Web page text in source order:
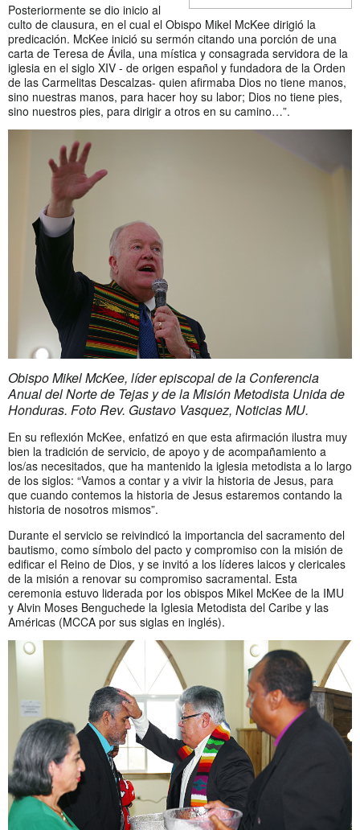
Posteriormente se dio inicio al
culto de clausura, en el cual el Obispo Mikel McKee dirigió la
predicación. McKee inició su sermón citando una porción de una
carta de Teresa de Ávila, una mística y consagrada servidora de la
iglesia en el siglo XIV - de origen español y fundadora de la Orden
de las Carmelitas Descalzas- quien afirmaba Dios no tiene manos,
sino nuestras manos, para hacer hoy su labor; Dios no tiene pies,
sino nuestros pies, para dirigir a otros en su camino…”.
Obispo Mikel McKee, líder episcopal de la Conferencia
Anual del Norte de Tejas y de la Misión Metodista Unida de
Honduras. Foto Rev. Gustavo Vasquez, Noticias MU.
En su reflexión McKee, enfatizó en que esta afirmación ilustra muy
bien la tradición de servicio, de apoyo y de acompañamiento a
los/as necesitados, que ha mantenido la iglesia metodista a lo largo
de los siglos: “Vamos a contar y a vivir la historia de Jesus, para
que cuando contemos la historia de Jesus estaremos contando la
historia de nosotros mismos”.
Durante el servicio se reivindicó la importancia del sacramento del
bautismo, como símbolo del pacto y compromiso con la misión de
edificar el Reino de Dios, y se invitó a los líderes laicos y clericales
de la misión a renovar su compromiso sacramental. Esta
ceremonia estuvo liderada por los obispos Mikel McKee de la IMU
y Alvin Moses Benguchede la Iglesia Metodista del Caribe y las
Américas (MCCA por sus siglas en inglés).